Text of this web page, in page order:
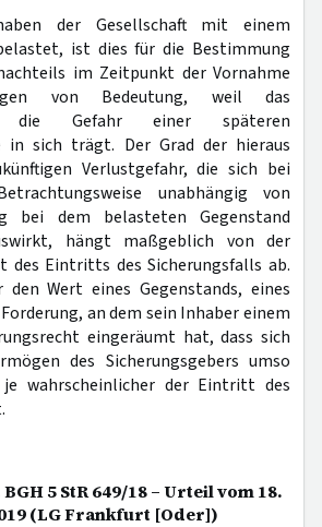
der Gesellschaft mit einem
ist dies für die Bestimmung
im Zeitpunkt der Vornahme
von Bedeutung, weil das
die Gefahr einer späteren
in sich trägt. Der Grad der hieraus
Verlustgefahr, die sich bei
unabhängig von
bei dem belasteten Gegenstand
hängt maßgeblich von der
des Eintritts des Sicherungsfalls ab.
Wert eines Gegenstands, eines
an dem sein Inhaber einem
eingeräumt hat, dass sich
des Sicherungsgebers umso
wahrscheinlicher der Eintritt des
BGH 5 StR 649/18 – Urteil vom 18.
(LG Frankfurt [Oder])